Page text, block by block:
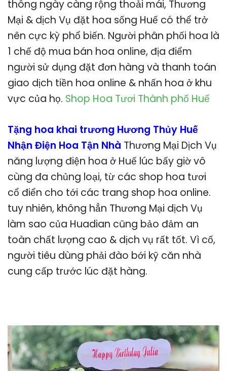
thông ngày càng rộng thoải mái, Thương
Mại & dịch Vụ đặt hoa sống Huế có thể trở
nên cực kỳ phổ biến. Người phân phối hoa là
1 chế độ mua bán hoa online, địa điểm
người sử dụng đặt đơn hàng và thanh toán
giao dịch tiền hoa online & nhấn hoa ở khu
vực của họ. Shop Hoa Tươi Thành phố Huế
Tặng hoa khai trương Hương Thủy Huế
Nhận Điện Hoa Tận Nhà Thương Mại Dịch Vụ
năng lượng điện hoa ở Huế lúc bấy giờ vô
cùng đa chủng loại, từ các shop hoa tươi
cổ điển cho tới các trang shop hoa online.
tuy nhiên, không hẳn Thương Mại dịch Vụ
làm sao của Huadian cũng bảo đảm an
toàn chất lượng cao & dịch vụ rất tốt. Vì cố,
người tiêu dùng phải đào bới kỹ căn nhà
cung cấp trước lúc đặt hàng.